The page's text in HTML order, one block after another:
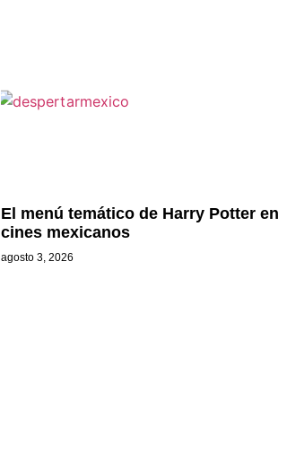
El menú temático de Harry Potter en
cines mexicanos
agosto 3, 2026